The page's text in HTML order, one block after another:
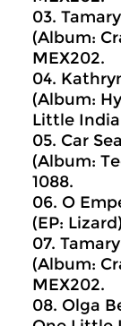
03.
(Album:
MEX202.
04.
(Album:
Little
05. Car
(Album:
1088.
06. O
(EP:
07.
(Album:
MEX202.
08. Olga